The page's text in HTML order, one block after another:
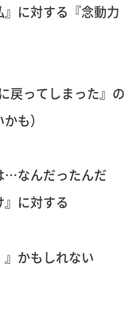
に対する『念動力
戻ってしまった』の
も）
…なんだったんだ
に対する
』かもしれない